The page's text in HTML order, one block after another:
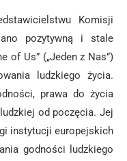
Komisji
pozytywną i stale
of Us” („Jeden z Nas”)
ludzkiego życia.
prawa do życia
od poczęcia. Jej
instytucji europejskich
godności ludzkiego